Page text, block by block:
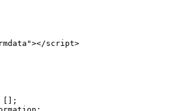
script>